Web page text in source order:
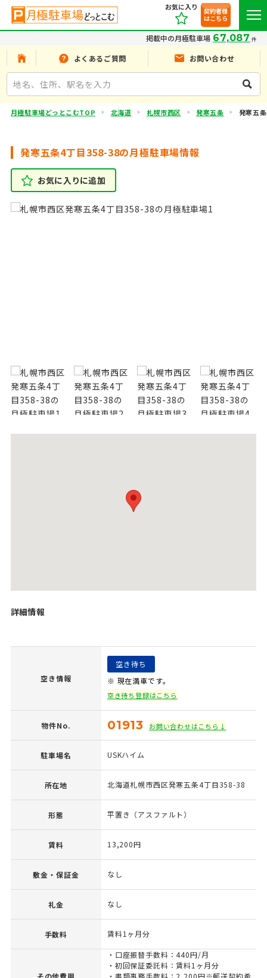
お気に入り
契約者様
はこちら
掲載中の月極駐車場 67,087 件
よくあるご質問 お問い合わせ
月極駐車場どっとこむTOP 北海道 札幌市西区 発寒五条 発寒五
発寒五条4丁目358-38の月極駐車場情報
お気に入りに追加
詳細情報
空き情報
空き待ち
※ 現在満車です。
空き待ち登録はこちら
物件No. 01913 お問い合わせはこちら↓
駐車場名 USKハイム
所在地 北海道札幌市西区発寒五条4丁目358-38
形態 平置き（アスファルト）
賃料 13,200円
敷金・保証金 なし
礼金 なし
手数料 賃料1ヶ月分
その他費用
・口座振替手数料：440円/月
・初回保証委託料：賃料1ヶ月分
・書類事務手数料：2,200円※郵送契約希